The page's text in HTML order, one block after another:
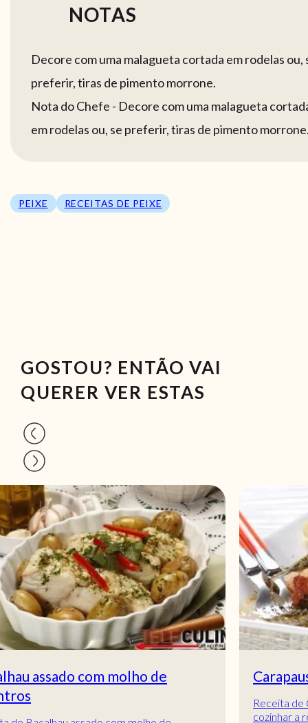
NOTAS
Decore com uma malagueta cortada em rodelas ou,
preferir, tiras de pimento morrone.
Nota do Chefe - Decore com uma malagueta
em rodelas ou, se preferir, tiras de pimento
PEIXE RECEITAS DE PEIXE
GOSTOU? ENTÃO VAI
QUERER VER ESTAS
Carapaus no forno
cozinhar a receita de Carapaus no forno de maneira